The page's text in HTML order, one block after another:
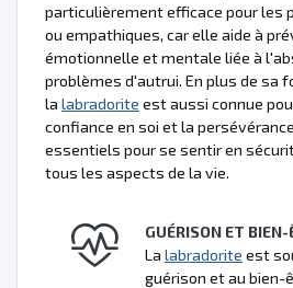
particulièrement efficace pour les
ou empathiques, car elle aide à
émotionnelle et mentale liée à
problèmes d'autrui. En plus de sa
la labradorite est aussi connue
confiance en soi et la
essentiels pour se sentir en
tous les aspects de la vie.
GUÉRISON ET BIEN-
La labradorite est
guérison et au bien-